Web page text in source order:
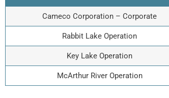
Cameco Corporation – Corporate
Rabbit Lake Operation
Key Lake Operation
McArthur River Operation